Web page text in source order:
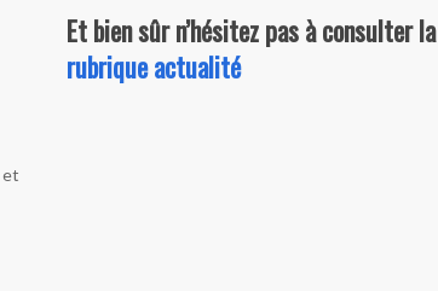
et
Et bien sûr n’hésitez pas à consulter la
rubrique actualité